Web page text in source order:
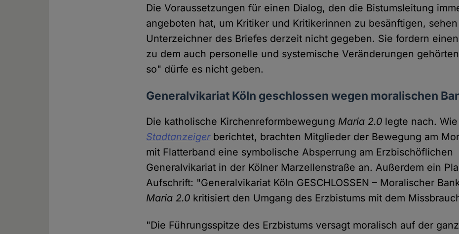
Die Voraussetzungen für einen Dialog, den die Bistumsleitung
angeboten hat, um Kritiker und Kritikerinnen zu besänftigen,
Unterzeichner des Briefes derzeit nicht gegeben. Sie fordern
zu dem auch personelle und systemische Veränderungen
so" dürfe es nicht geben.
Generalvikariat Köln geschlossen wegen moralischen
Die katholische Kirchenreformbewegung Maria 2.0 legte nach.
Stadtanzeigerberichtet, brachten Mitglieder der Bewegung am
mit Flatterband eine symbolische Absperrung am Erzbischöflichen
Generalvikariat in der Kölner Marzellenstraße an. Außerdem ein
Aufschrift: "Generalvikariat Köln GESCHLOSSEN – Moralischer
Maria 2.0 kritisiert den Umgang des Erzbistums mit dem
"Die Führungsspitze des Erzbistums versagt moralisch auf der